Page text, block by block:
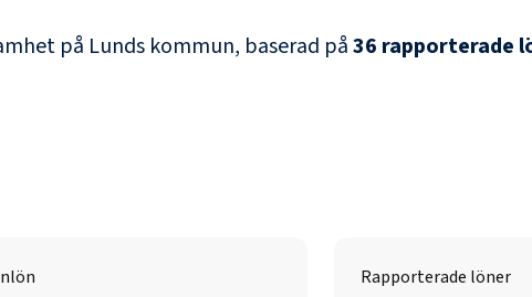
på Lunds kommun, baserad på36 rapporterade
Rapporterade löner